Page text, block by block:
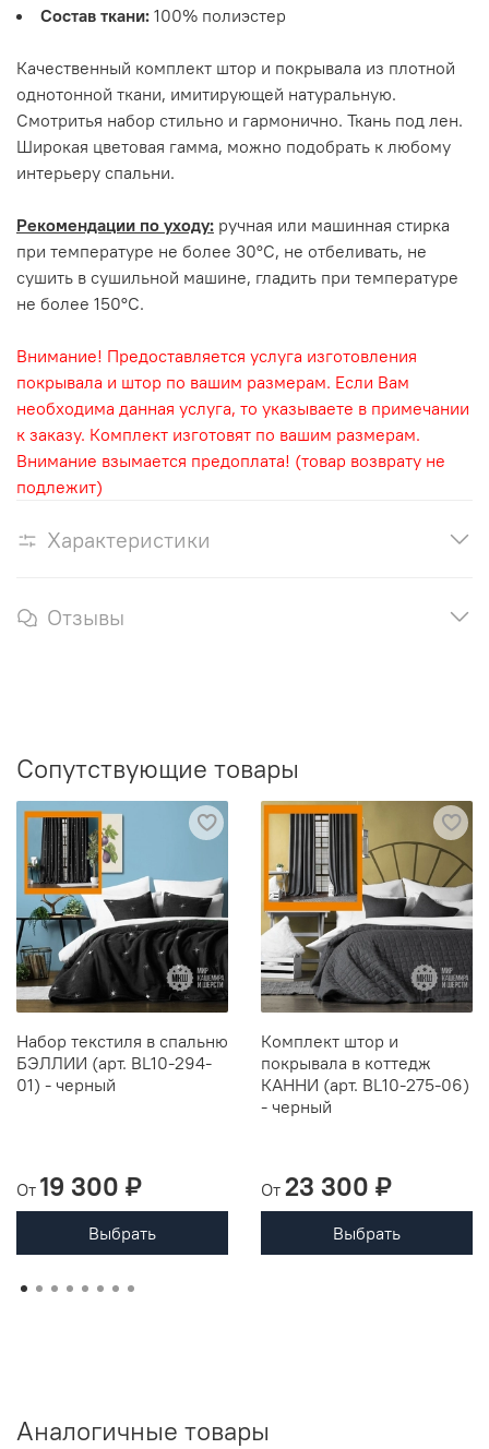
Состав ткани: 100% полиэстер
Качественный комплект штор и покрывала из плотной
однотонной ткани, имитирующей натуральную.
Смотритья набор стильно и гармонично. Ткань под лен.
Широкая цветовая гамма, можно подобрать к любому
интерьеру спальни.
Рекомендации по уходу: ручная или машинная стирка
при температуре не более 30°С, не отбеливать, не
сушить в сушильной машине, гладить при температуре
не более 150°С.
Внимание! Предоставляется услуга изготовления
покрывала и штор по вашим размерам. Если Вам
необходима данная услуга, то указываете в примечании
к заказу. Комплект изготовят по вашим размерам.
Внимание взымается предоплата! (товар возврату не
подлежит)
Характеристики
Отзывы
Сопутствующие товары
Набор текстиля в спальню
БЭЛЛИИ (арт. BL10-294-
01) - черный
От 19 300 ₽
Выбрать
Комплект штор и
покрывала в коттедж
КАННИ (арт. BL10-275-06)
- черный
От 23 300 ₽
Выбрать
Аналогичные товары